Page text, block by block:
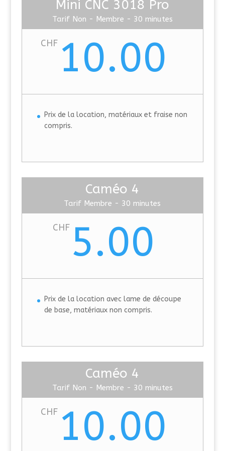
Mini CNC 3018 Pro
Tarif Non - Membre - 30 minutes
CHF 10.00
Prix de la location, matériaux et fraise non
compris.
Caméo 4
Tarif Membre - 30 minutes
CHF 5.00
Prix de la location avec lame de découpe
de base, matériaux non compris.
Caméo 4
Tarif Non - Membre - 30 minutes
CHF 10.00